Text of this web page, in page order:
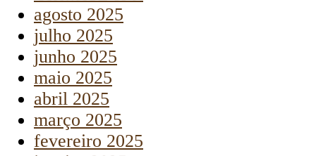
agosto 2025
julho 2025
junho 2025
maio 2025
abril 2025
março 2025
fevereiro 2025